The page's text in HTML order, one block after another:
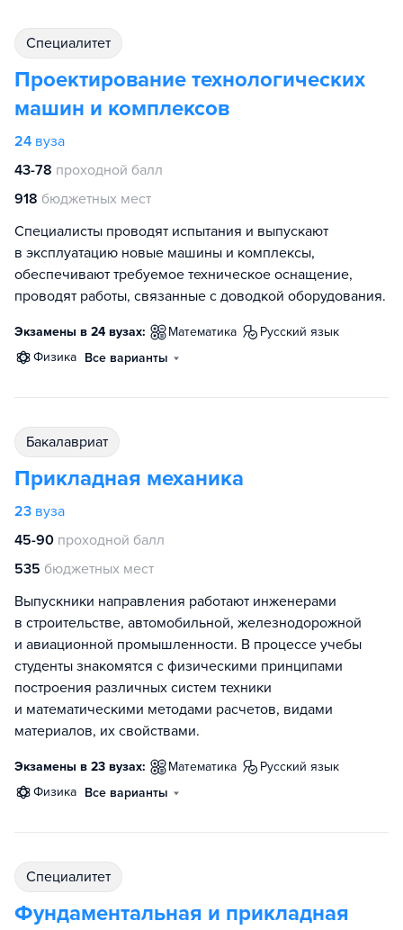
специалитет
Проектирование технологических
машин и комплексов
24 вуза
43-78 проходной балл
918 бюджетных мест
Специалисты проводят испытания и выпускают
в эксплуатацию новые машины и комплексы,
обеспечивают требуемое техническое оснащение,
проводят работы, связанные с доводкой оборудования.
Экзамены в 24 вузах: математика
русский язык
физика Все варианты
бакалавриат
Прикладная механика
23 вуза
45-90 проходной балл
535 бюджетных мест
Выпускники направления работают инженерами
в строительстве, автомобильной, железнодорожной
и авиационной промышленности. В процессе учебы
студенты знакомятся с физическими принципами
построения различных систем техники
и математическими методами расчетов, видами
материалов, их свойствами.
Экзамены в 23 вузах: математика
русский язык
физика Все варианты
специалитет
Фундаментальная и прикладная